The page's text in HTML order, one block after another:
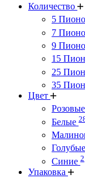
Количество
5
7
9
15
25
35
Цвет
Розовые
Белые
Голубые
Синие 2
Упаковка